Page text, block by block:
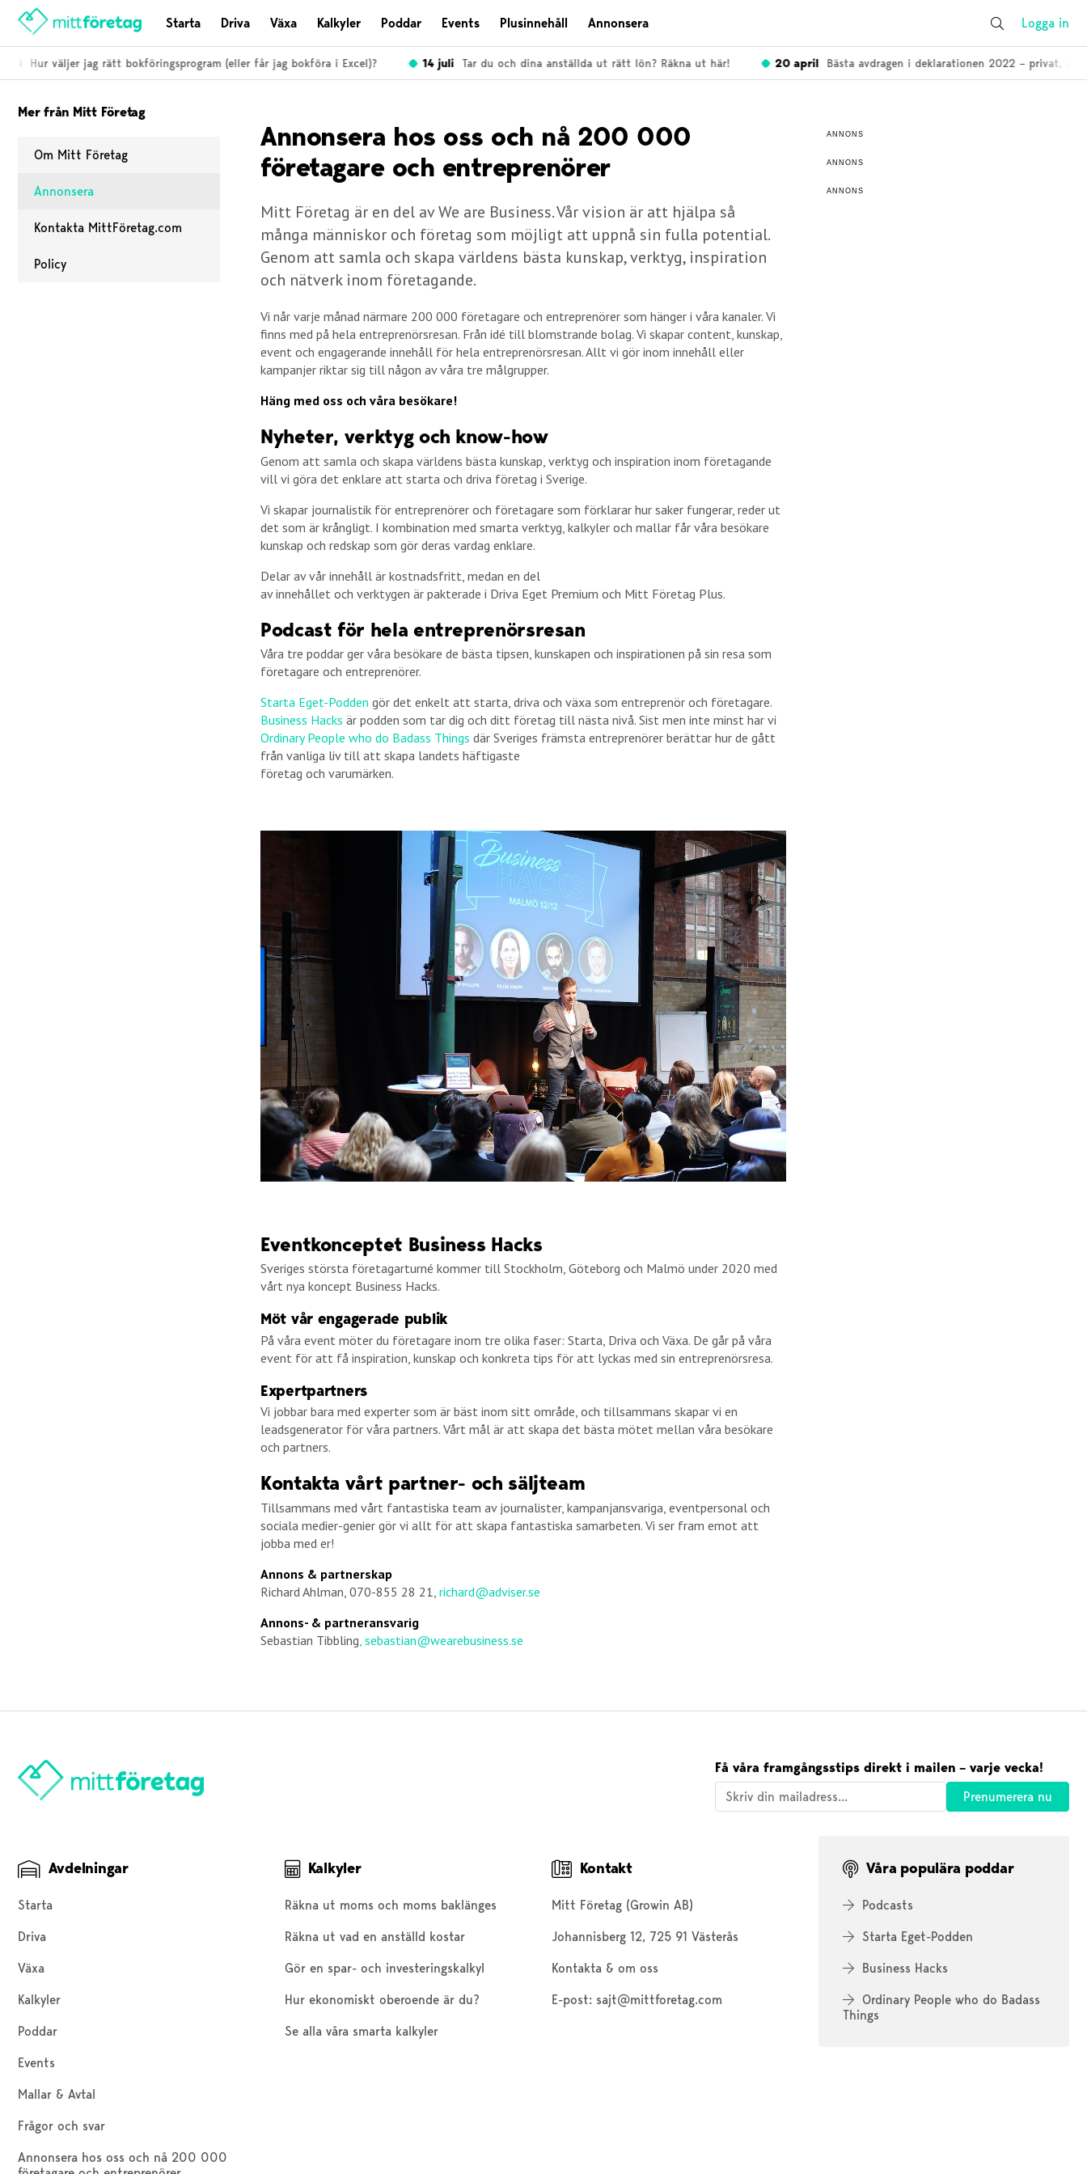
Starta Driva Växa Kalkyler Poddar Events Plusinnehåll Annonsera Logga in
Hur väljer jag rätt bokföringsprogram (eller får jag bokföra i Excel)? 14 juli Tar du och dina anställda ut rätt lön? Räkna ut här! 20 april Bästa avdragen i deklarationen 2022 – privat,
Mer från Mitt Företag
Om Mitt Företag
Annonsera
Kontakta MittFöretag.com
Policy
Annonsera hos oss och nå 200 000
företagare och entreprenörer
Mitt Företag är en del av We are Business. Vår vision är att hjälpa så
många människor och företag som möjligt att uppnå sin fulla potential.
Genom att samla och skapa världens bästa kunskap, verktyg, inspiration
och nätverk inom företagande.
Vi når varje månad närmare 200 000 företagare och entreprenörer som hänger i våra kanaler. Vi
finns med på hela entreprenörsresan. Från idé till blomstrande bolag. Vi skapar content, kunskap,
event och engagerande innehåll för hela entreprenörsresan. Allt vi gör inom innehåll eller
kampanjer riktar sig till någon av våra tre målgrupper.
Häng med oss och våra besökare!
Nyheter, verktyg och know-how
Genom att samla och skapa världens bästa kunskap, verktyg och inspiration inom företagande
vill vi göra det enklare att starta och driva företag i Sverige.
Vi skapar journalistik för entreprenörer och företagare som förklarar hur saker fungerar, reder ut
det som är krångligt. I kombination med smarta verktyg, kalkyler och mallar får våra besökare
kunskap och redskap som gör deras vardag enklare.
Delar av vår innehåll är kostnadsfritt, medan en del
av innehållet och verktygen är pakterade i Driva Eget Premium och Mitt Företag Plus.
Podcast för hela entreprenörsresan
Våra tre poddar ger våra besökare de bästa tipsen, kunskapen och inspirationen på sin resa som
företagare och entreprenörer.
Starta Eget-Podden gör det enkelt att starta, driva och växa som entreprenör och företagare.
Business Hacks är podden som tar dig och ditt företag till nästa nivå. Sist men inte minst har vi
Ordinary People who do Badass Things där Sveriges främsta entreprenörer berättar hur de gått
från vanliga liv till att skapa landets häftigaste
företag och varumärken.
Eventkonceptet Business Hacks
Sveriges största företagarturné kommer till Stockholm, Göteborg och Malmö under 2020 med
vårt nya koncept Business Hacks.
Möt vår engagerade publik
På våra event möter du företagare inom tre olika faser: Starta, Driva och Växa. De går på våra
event för att få inspiration, kunskap och konkreta tips för att lyckas med sin entreprenörsresa.
Expertpartners
Vi jobbar bara med experter som är bäst inom sitt område, och tillsammans skapar vi en
leadsgenerator för våra partners. Vårt mål är att skapa det bästa mötet mellan våra besökare
och partners.
Kontakta vårt partner- och säljteam
Tillsammans med vårt fantastiska team av journalister, kampanjansvariga, eventpersonal och
sociala medier-genier gör vi allt för att skapa fantastiska samarbeten. Vi ser fram emot att
jobba med er!
Annons & partnerskap
Richard Ahlman, 070-855 28 21, richard@adviser.se
Annons- & partneransvarig
Sebastian Tibbling, sebastian@wearebusiness.se
ANNONS
ANNONS
ANNONS
Få våra framgångsstips direkt i mailen – varje vecka!
Avdelningar
Starta
Driva
Växa
Kalkyler
Poddar
Events
Mallar & Avtal
Frågor och svar
Annonsera hos oss och nå 200 000
Kalkyler
Räkna ut moms och moms baklänges
Räkna ut vad en anställd kostar
Gör en spar- och investeringskalkyl
Hur ekonomiskt oberoende är du?
Se alla våra smarta kalkyler
Kontakt
Mitt Företag (Growin AB)
Johannisberg 12, 725 91 Västerås
Kontakta & om oss
E-post: sajt@mittforetag.com
Våra populära poddar
Podcasts
Starta Eget-Podden
Business Hacks
Ordinary People who do Badass
Things